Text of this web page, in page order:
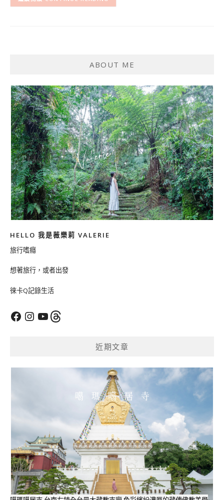
ABOUT ME
HELLO 我是薇樂莉 VALERIE
旅行嗜癮
想著旅行，或者出發
徠卡Q記錄生活
FacebookInstagram
YouTubeThreads
近期文章